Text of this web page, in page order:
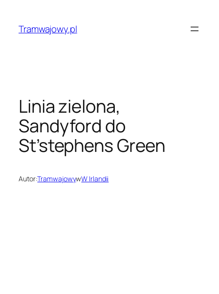
treściTramwajowy.pl
Linia zielona,
Sandyford do
St’stephens Green
Autor:TramwajowywW Irlandii